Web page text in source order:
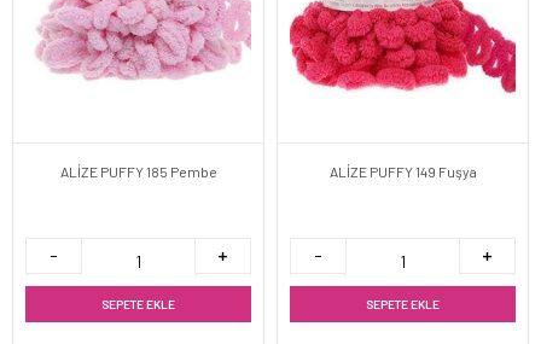
ALİZE PUFFY 185 Pembe
SEPETE EKLE
ALİZE PUFFY 149 Fuşya
SEPETE EKLE